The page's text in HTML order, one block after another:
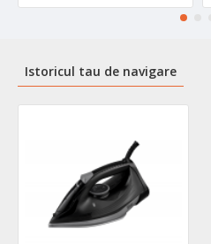
Istoricul tau de navigare